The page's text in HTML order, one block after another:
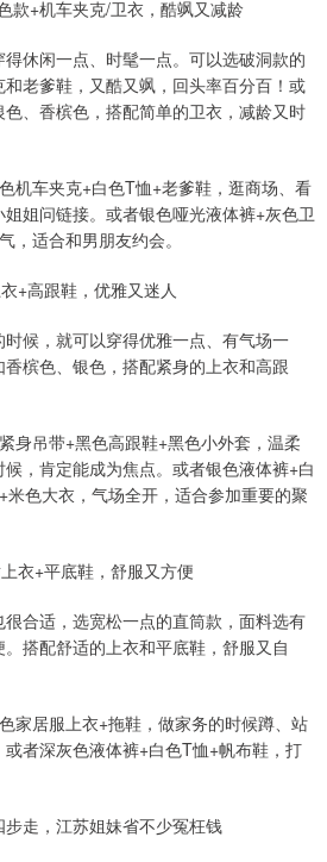
款+机车夹克/卫衣，酷飒又减龄
休闲一点、时髦一点。可以选破洞款的
老爹鞋，又酷又飒，回头率百分百！或
、香槟色，搭配简单的卫衣，减龄又时
机车夹克+白色T恤+老爹鞋，逛商场、看
姐问链接。或者银色哑光液体裤+灰色卫
，适合和男朋友约会。
+高跟鞋，优雅又迷人
候，就可以穿得优雅一点、有气场一
槟色、银色，搭配紧身的上衣和高跟
身吊带+黑色高跟鞋+黑色小外套，温柔
，肯定能成为焦点。或者银色液体裤+白
色大衣，气场全开，适合参加重要的聚
衣+平底鞋，舒服又方便
合适，选宽松一点的直筒款，面料选有
搭配舒适的上衣和平底鞋，舒服又自
家居服上衣+拖鞋，做家务的时候蹲、站
者深灰色液体裤+白色T恤+帆布鞋，打
走，江苏姐妹省不少冤枉钱